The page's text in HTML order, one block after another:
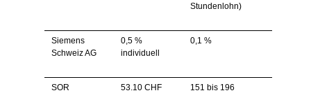
Stundenlohn)
Siemens
Schweiz AG
0,5 %
individuell
0,1 %
SOR
53.10 CHF
151 bis 196